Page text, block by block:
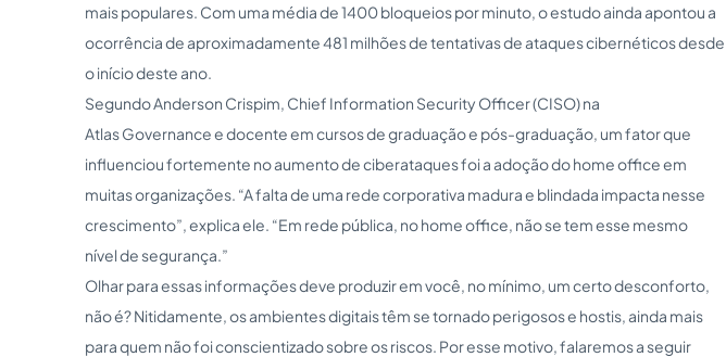
mais populares. Com uma média de 1400 bloqueios por minuto, o estudo ainda apontou a
ocorrência de aproximadamente 481 milhões de tentativas de ataques cibernéticos desde
o início deste ano.
Segundo Anderson Crispim, Chief Information Security Officer (CISO) na
Atlas Governance e docente em cursos de graduação e pós-graduação, um fator que
influenciou fortemente no aumento de ciberataques foi a adoção do home office em
muitas organizações. “A falta de uma rede corporativa madura e blindada impacta nesse
crescimento”, explica ele. “Em rede pública, no home office, não se tem esse mesmo
nível de segurança.”
Olhar para essas informações deve produzir em você, no mínimo, um certo desconforto,
não é? Nitidamente, os ambientes digitais têm se tornado perigosos e hostis, ainda mais
para quem não foi conscientizado sobre os riscos. Por esse motivo, falaremos a seguir